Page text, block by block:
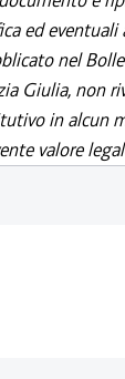
ed
nel
Giulia, non
in alcun
valore